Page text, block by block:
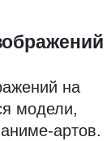
на
модели,
артов.